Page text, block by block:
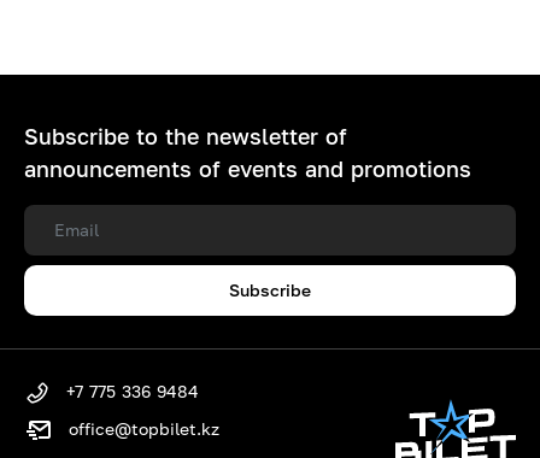
Subscribe to the newsletter of
announcements of events and promotions
Subscribe
+7 775 336 9484
office@topbilet.kz